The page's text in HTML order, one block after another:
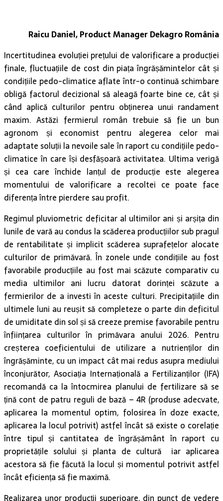
Raicu Daniel, Product Manager Dekagro România
Incertitudinea evoluției prețului de valorificare a producției
finale, fluctuațiile de cost din piața îngrășămintelor cât și
condițiile pedo-climatice aflate într-o continuă schimbare
obligă factorul decizional să aleagă foarte bine ce, cât și
când aplică culturilor pentru obținerea unui randament
maxim. Astăzi fermierul român trebuie să fie un bun
agronom și economist pentru alegerea celor mai
adaptate soluții la nevoile sale în raport cu condițiile pedo-
climatice în care își desfășoară activitatea. Ultima verigă
și cea care închide lanțul de producție este alegerea
momentului de valorificare a recoltei ce poate face
diferența între pierdere sau profit.
Regimul pluviometric deficitar al ultimilor ani și arșița din
lunile de vară au condus la scăderea producțiilor sub pragul
de rentabilitate și implicit scăderea suprafețelor alocate
culturilor de primăvară. În zonele unde condițiile au fost
favorabile producțiile au fost mai scăzute comparativ cu
media ultimilor ani lucru datorat dorinței scăzute a
fermierilor de a investi în aceste culturi. Precipitațiile din
ultimele luni au reușit să completeze o parte din deficitul
de umiditate din sol și să creeze premise favorabile pentru
înființarea culturilor în primăvara anului 2026. Pentru
creșterea coeficientului de utilizare a nutrienților din
îngrășăminte, cu un impact cât mai redus asupra mediului
înconjurător, Asociația Internațională a Fertilizanților (IFA)
recomandă ca la întocmirea planului de fertilizare să se
țină cont de patru reguli de bază – 4R (produse adecvate,
aplicarea la momentul optim, folosirea în doze exacte,
aplicarea la locul potrivit) astfel încât să existe o corelație
între tipul și cantitatea de îngrășământ în raport cu
proprietățile solului și planta de cultură iar aplicarea
acestora să fie făcută la locul și momentul potrivit astfel
încât eficiența să fie maximă.
Realizarea unor producții superioare, din punct de vedere